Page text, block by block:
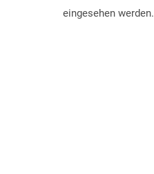
eingesehen werden.